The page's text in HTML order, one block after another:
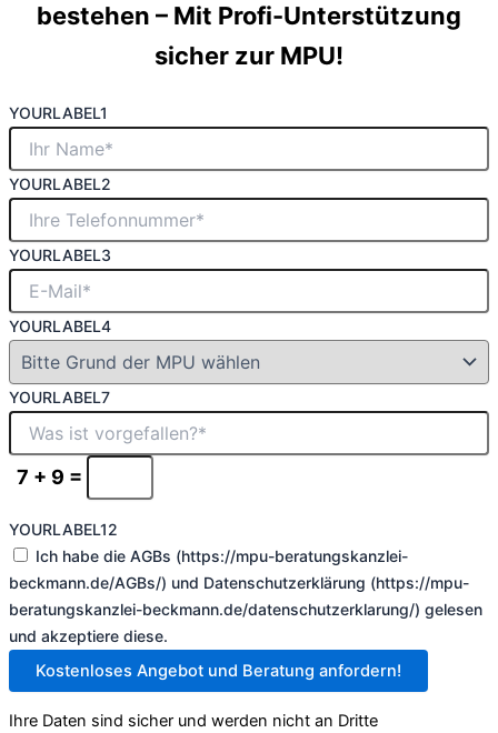
bestehen – Mit Profi-Unterstützung
sicher zur MPU!
YOURLABEL1
YOURLABEL2
YOURLABEL3
YOURLABEL4
YOURLABEL7
7 + 9 =
YOURLABEL12
Ich habe die AGBs (https://mpu-beratungskanzlei-
beckmann.de/AGBs/) und Datenschutzerklärung (https://mpu-
beratungskanzlei-beckmann.de/datenschutzerklarung/) gelesen
und akzeptiere diese.
Kostenloses Angebot und Beratung anfordern!
Ihre Daten sind sicher und werden nicht an Dritte